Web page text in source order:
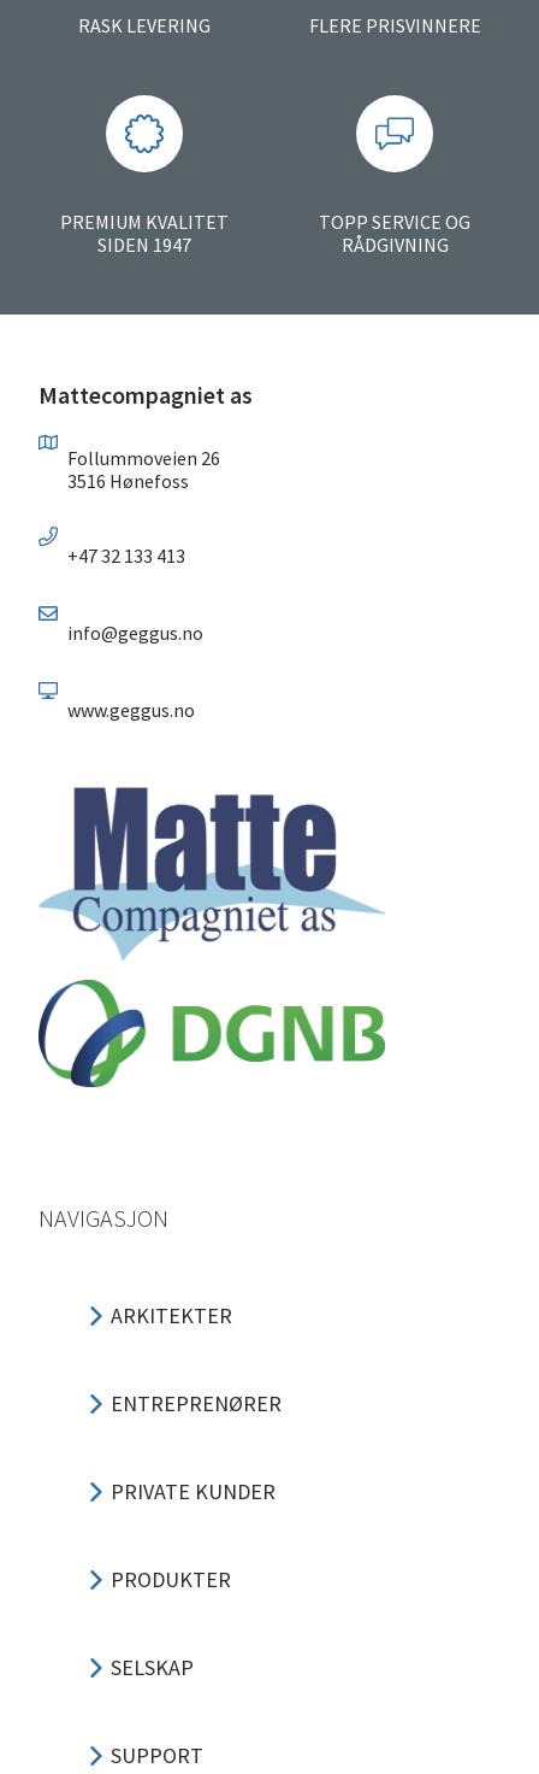
RASK LEVERING FLERE PRISVINNERE
PREMIUM KVALITET
SIDEN 1947
TOPP SERVICE OG
RÅDGIVNING
Mattecompagniet as
Follummoveien 26
3516 Hønefoss
+47 32 133 413
info@geggus.no
www.geggus.no
NAVIGASJON
ARKITEKTER
ENTREPRENØRER
PRIVATE KUNDER
PRODUKTER
SELSKAP
SUPPORT